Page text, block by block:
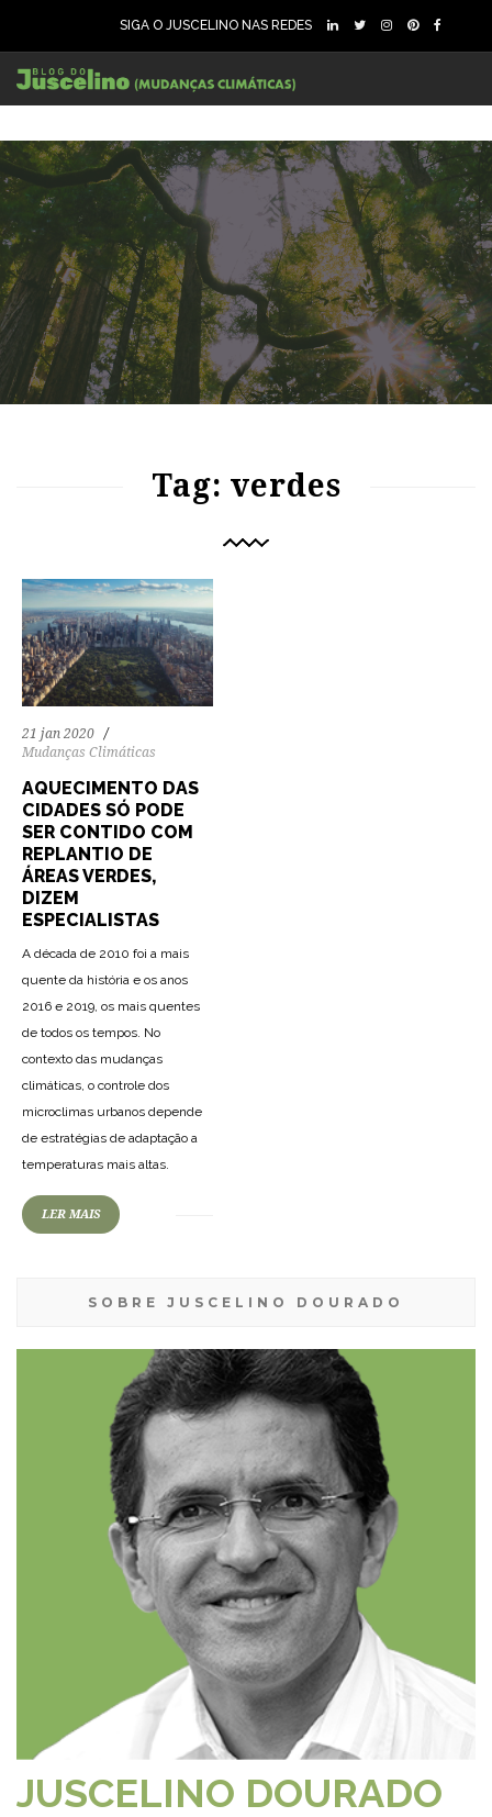
SIGA O JUSCELINO NAS REDES
Tag: verdes
21 jan 2020
Mudanças Climáticas
AQUECIMENTO DAS
CIDADES SÓ PODE
SER CONTIDO COM
REPLANTIO DE
ÁREAS VERDES,
DIZEM
ESPECIALISTAS
A década de 2010 foi a mais
quente da história e os anos
2016 e 2019, os mais quentes
de todos os tempos. No
contexto das mudanças
climáticas, o controle dos
microclimas urbanos depende
de estratégias de adaptação a
temperaturas mais altas.
LER MAIS
SOBRE JUSCELINO DOURADO
JUSCELINO DOURADO